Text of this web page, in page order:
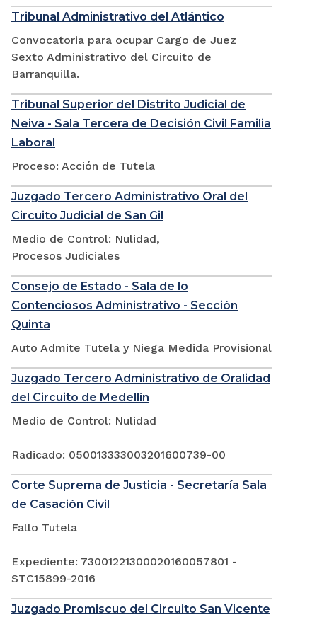
Tribunal Administrativo del Atlántico
Convocatoria para ocupar Cargo de Juez
Sexto Administrativo del Circuito de
Barranquilla.
Tribunal Superior del Distrito Judicial de
Neiva - Sala Tercera de Decisión Civil Familia
Laboral
Proceso: Acción de Tutela
Juzgado Tercero Administrativo Oral del
Circuito Judicial de San Gil
Medio de Control: Nulidad,
Procesos Judiciales
Consejo de Estado - Sala de lo
Contenciosos Administrativo - Sección
Quinta
Auto Admite Tutela y Niega Medida Provisional
Juzgado Tercero Administrativo de Oralidad
del Circuito de Medellín
Medio de Control: Nulidad
Radicado: 050013333003201600739-00
Corte Suprema de Justicia - Secretaría Sala
de Casación Civil
Fallo Tutela
Expediente: 73001221300020160057801 -
STC15899-2016
Juzgado Promiscuo del Circuito San Vicente